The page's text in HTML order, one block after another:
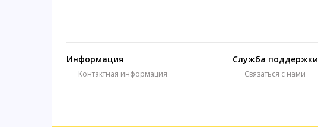
Информация
Контактная информация
Служба поддержки
Связаться с нами